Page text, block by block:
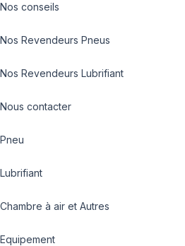
Nos conseils
Nos Revendeurs Pneus
Nos Revendeurs Lubrifiant
Nous contacter
Pneu
Lubrifiant
Chambre à air et Autres
Equipement